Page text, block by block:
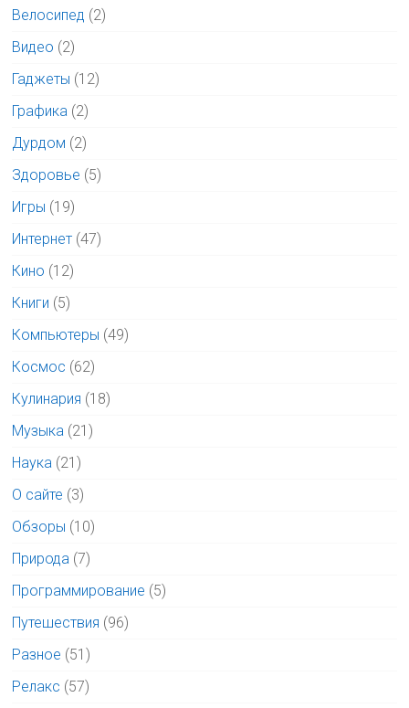
Велосипед (2)
Видео (2)
Гаджеты (12)
Графика (2)
Дурдом (2)
Здоровье (5)
Игры (19)
Интернет (47)
Кино (12)
Книги (5)
Компьютеры (49)
Космос (62)
Кулинария (18)
Музыка (21)
Наука (21)
О сайте (3)
Обзоры (10)
Природа (7)
Программирование (5)
Путешествия (96)
Разное (51)
Релакс (57)